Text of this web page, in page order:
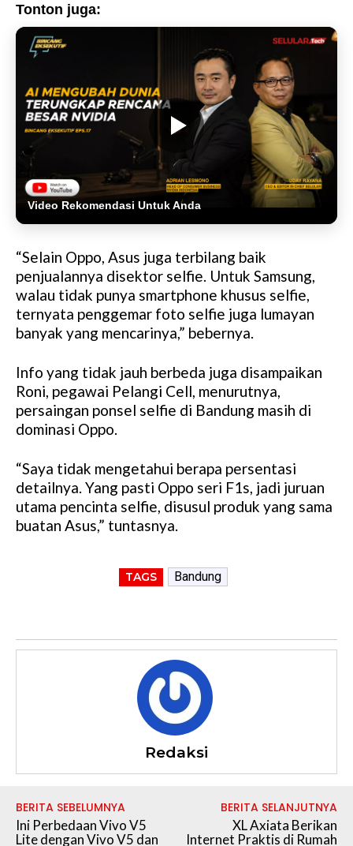
Tonton juga:
Video Rekomendasi Untuk Anda
“Selain Oppo, Asus juga terbilang baik
penjualannya disektor selfie. Untuk Samsung,
walau tidak punya smartphone khusus selfie,
ternyata penggemar foto selfie juga lumayan
banyak yang mencarinya,” bebernya.
Info yang tidak jauh berbeda juga disampaikan
Roni, pegawai Pelangi Cell, menurutnya,
persaingan ponsel selfie di Bandung masih di
dominasi Oppo.
“Saya tidak mengetahui berapa persentasi
detailnya. Yang pasti Oppo seri F1s, jadi juruan
utama pencinta selfie, disusul produk yang sama
buatan Asus,” tuntasnya.
TAGS Bandung
Redaksi
BERITA SEBELUMNYA
Ini Perbedaan Vivo V5
Lite dengan Vivo V5 dan
BERITA SELANJUTNYA
​XL Axiata Berikan
Internet Praktis di Rumah